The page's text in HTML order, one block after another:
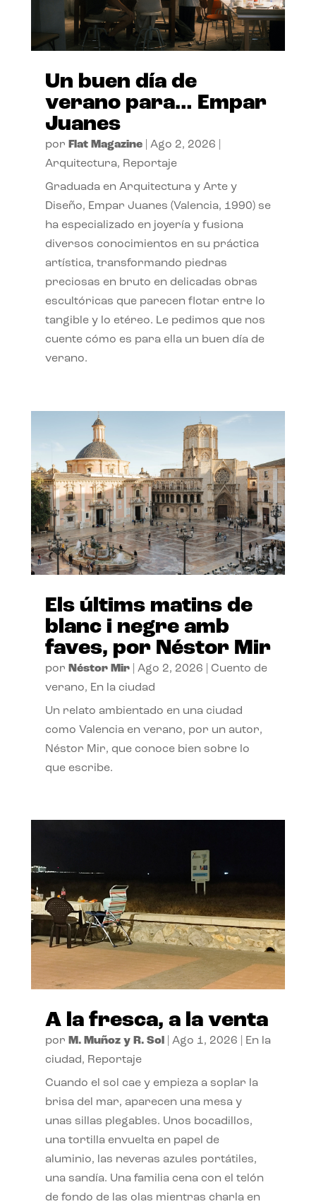
Un buen día de
verano para… Empar
Juanes
por Flat Magazine| Ago 2, 2026
Arquitectura, Reportaje
Graduada en Arquitectura y Arte y
Diseño, Empar Juanes (Valencia, 1990) se
ha especializado en joyería y fusiona
diversos conocimientos en su práctica
artística, transformando piedras
preciosas en bruto en delicadas obras
escultóricas que parecen flotar entre lo
tangible y lo etéreo. Le pedimos que nos
cuente cómo es para ella un buen día de
verano.
Els últims matins de
blanc i negre amb
faves, por Néstor Mir
por Néstor Mir| Ago 2, 2026
Cuento de
verano, En la ciudad
Un relato ambientado en una ciudad
como Valencia en verano, por un autor,
Néstor Mir, que conoce bien sobre lo
que escribe.
A la fresca, a la venta
por M. Muñoz y R. Sol| Ago 1, 2026
En la
ciudad, Reportaje
Cuando el sol cae y empieza a soplar la
brisa del mar, aparecen una mesa y
unas sillas plegables. Unos bocadillos,
una tortilla envuelta en papel de
aluminio, las neveras azules portátiles,
una sandía. Una familia cena con el telón
de fondo de las olas mientras charla en